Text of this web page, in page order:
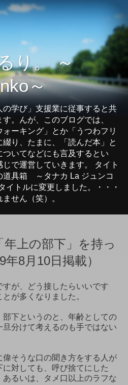
り。 ～
～
学び」支援業に従事すると共
。んが、このブログでは、
ォーキング」とか「うつわフリ
り、たまに、「読んだ本」と
いてなどにも言及するとい
で運営していきます。 タイト
道具箱 ～タナカ La ジュンコ
イトルに変更しました。・・・
せん（笑）。
年上の部下」を持っ
8月10日掲載）
すが、どう接したらいいです
が多くなりました。
下というのと、年齢としての
分けて考えるのも手ではない
そうな口の聞き方をする人が
対しても、呼び捨てにした
あるいは、タメ口以上のラフな